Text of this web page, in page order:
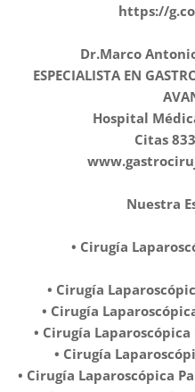
https://
Dr.Marco
ESPECIALISTA EN
Hospital
Citas
Nuestra
• Cirugía
• Cirugía
• Cirugía
• Cirugía
• Cirugía
• Cirugía Laparoscópica